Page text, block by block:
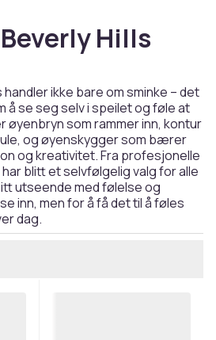
Hills
handler ikke bare om sminke – det
å se seg selv i speilet og føle at
øyenbryn som rammer inn, kontur
og øyenskygger som bærer
og kreativitet. Fra profesjonelle
blitt et selvfølgelig valg for alle
utseende med følelse og
inn, men for å få det til å føles
dag.